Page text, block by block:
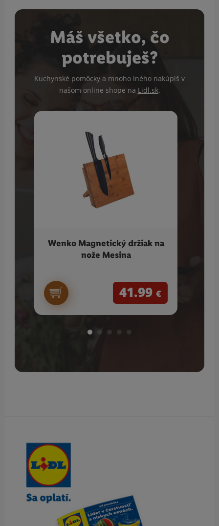
Máš všetko, čo
potrebuješ?
Kuchynské pomôcky a mnoho iného nakúpiš v
našom online shope na Lidl.sk.
Wenko Magnetický držiak na
nože Mesina
41.99 €